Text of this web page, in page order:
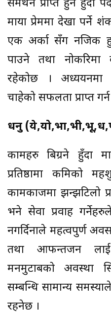
समर्थन प्राप्त हुने हुदा
माया प्रेममा देखा पर्ने
एक अर्का सँग नजिक
पाउने तथा नोकरिमा
रहेकोछ । अध्ययनमा
चाहेको सफलता प्राप्त
धनु
कामहरु बिग्रने हुँदा
प्रतिष्ठामा कमिको
कामकाजमा झन्झटिलो
भने सेवा प्रवाह
नगर्दिनाले महत्वपुर्ण
तथा आफन्तजन
मनमुटाबको अवस्था
सम्बन्धि सामान्य
रहनेछ ।